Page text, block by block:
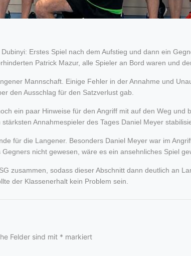
Erstes Spiel nach dem Aufstieg und dann ein
Patrick Mazur, alle Spieler an Bord waren und
Mannschaft. Einige Fehler in der Annahme und
den Ausschlag für den Satzverlust gab.
ein paar Hinweise für den Angriff mit auf den Weg
Annahmespieler des Tages Daniel Meyer
für die Langener. Besonders Daniel Meyer war im
nicht gewesen, wäre es ein ansehnliches Spiel
zusammen, sodass dieser Abschnitt dann deutlich an
der Klassenerhalt kein Problem sein.
Felder sind mit * markiert